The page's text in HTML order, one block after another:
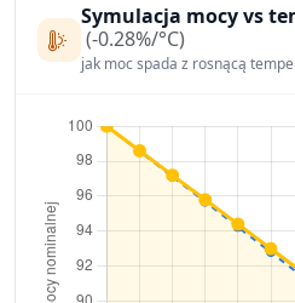
Symulacja mocy vs
(-0.28%/°C)
jak moc spada z rosnącą